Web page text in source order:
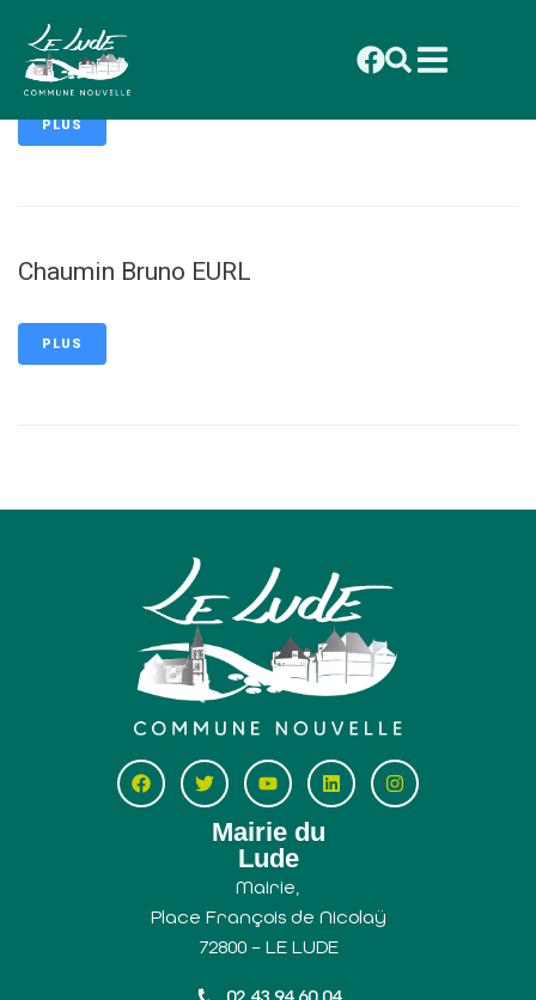
principal
Metallerie Bordeau Ets
PLUS
Chaumin Bruno EURL
PLUS
Mairie du
Lude
Mairie,
Place François de Nicolaÿ
72800 – LE LUDE